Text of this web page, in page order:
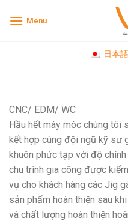
Menu
日本語
CNC/ EDM/ WC
Hầu hết máy móc chúng tôi
kết hợp cùng đội ngũ kỹ sư
khuôn phức tạp với độ
chu trình gia công được
vụ cho khách hàng các Jig
sản phẩm hoàn thiện sau
và chất lượng hoàn thiện